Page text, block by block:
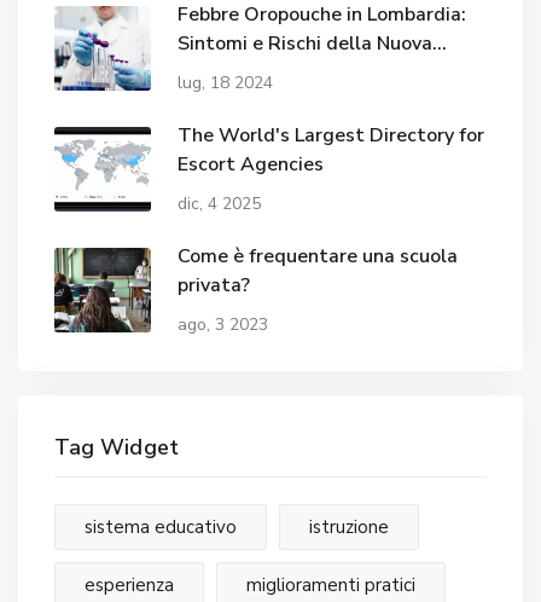
Febbre Oropouche in Lombardia:
Sintomi e Rischi della Nuova
Minaccia Virale
lug, 18 2024
The World's Largest Directory for
Escort Agencies
dic, 4 2025
Come è frequentare una scuola
privata?
ago, 3 2023
Tag Widget
sistema educativo istruzione
esperienza miglioramenti pratici